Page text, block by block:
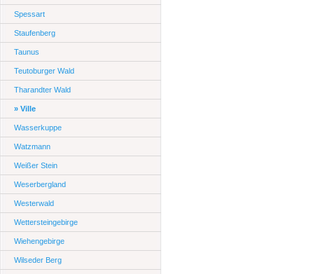
Spessart
Staufenberg
Taunus
Teutoburger Wald
Tharandter Wald
» Ville
Wasserkuppe
Watzmann
Weißer Stein
Weserbergland
Westerwald
Wettersteingebirge
Wiehengebirge
Wilseder Berg